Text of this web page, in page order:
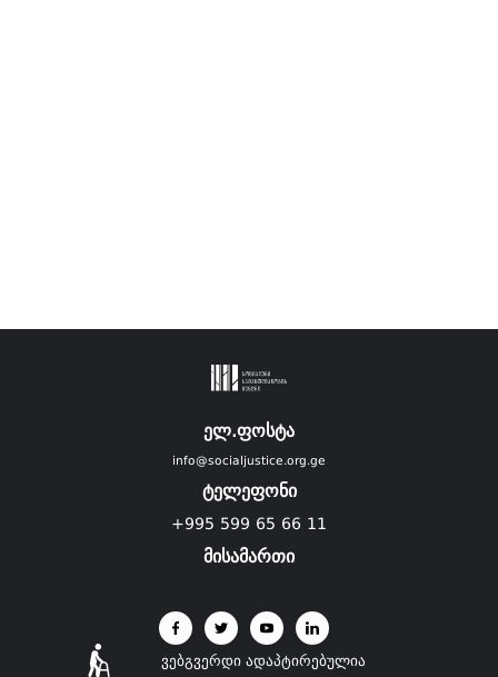
ელ.ფოსტა
info@socialjustice.org.ge
ტელეფონი
+995 599 65 66 11
მისამართი
ვებგვერდი ადაპტირებულია